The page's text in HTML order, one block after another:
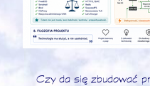
Czy da się zbudować